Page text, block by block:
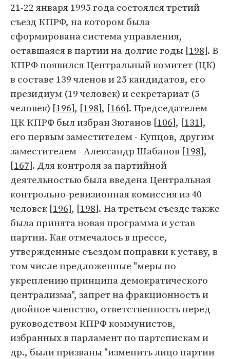
21-22 января 1995 года состоялся третий
съезд КПРФ, на котором была
сформирована система управления,
оставшаяся в партии на долгие годы [198]. В
КПРФ появился Центральный комитет (ЦК)
в составе 139 членов и 25 кандидатов, его
президиум (19 человек) и секретариат (5
человек) [196], [198], [166]. Председателем
ЦК КПРФ был избран Зюганов [106], [131],
его первым заместителем - Купцов, другим
заместителем - Александр Шабанов [198],
[167]. Для контроля за партийной
деятельностью была введена Центральная
контрольно-ревизионная комиссия из 40
человек [196], [198]. На третьем съезде также
была принята новая программа и устав
партии. Как отмечалось в прессе,
утвержденные съездом поправки к уставу, в
том числе предложенные "меры по
укреплению принципа демократического
централизма", запрет на фракционность и
двойное членство, ответственность перед
руководством КПРФ коммунистов,
избранных в парламент по партспискам и
др., были призваны "изменить лицо партии